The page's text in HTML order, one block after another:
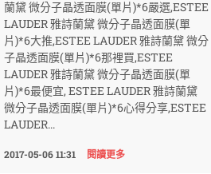
蘭黛 微分子晶透面膜(單片)*6嚴選,ESTEE
LAUDER 雅詩蘭黛 微分子晶透面膜(單
片)*6大推,ESTEE LAUDER 雅詩蘭黛 微分
子晶透面膜(單片)*6那裡買,ESTEE
LAUDER 雅詩蘭黛 微分子晶透面膜(單
片)*6最便宜, ESTEE LAUDER 雅詩蘭黛
微分子晶透面膜(單片)*6心得分享,ESTEE
LAUDER...
2017-05-06 11:31 閱讀更多